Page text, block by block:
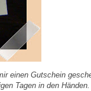
einen Gutschein
Tagen in den Händen.